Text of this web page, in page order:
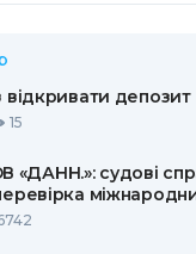
відкривати депозит
15
«ДАНН.»: судові